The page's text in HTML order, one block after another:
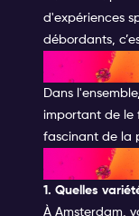
d'expériences
débordants,
Dans
important de le
fascinant de la
FAQ
1. Quelles
À Amsterdam,